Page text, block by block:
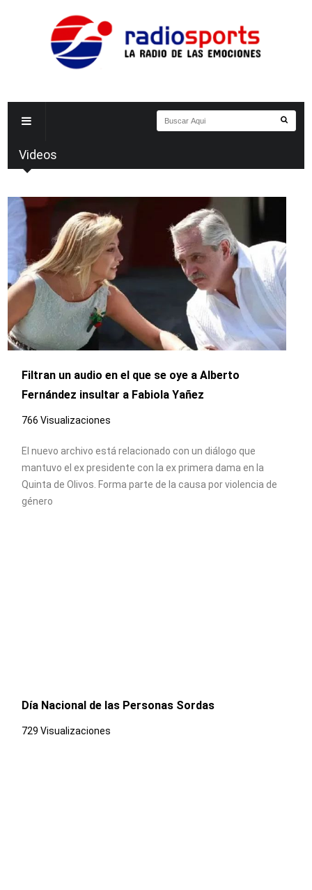
Videos
Filtran un audio en el que se oye a Alberto
Fernández insultar a Fabiola Yañez
766 Visualizaciones
El nuevo archivo está relacionado con un diálogo que
mantuvo el ex presidente con la ex primera dama en la
Quinta de Olivos. Forma parte de la causa por violencia de
género
Día Nacional de las Personas Sordas
729 Visualizaciones